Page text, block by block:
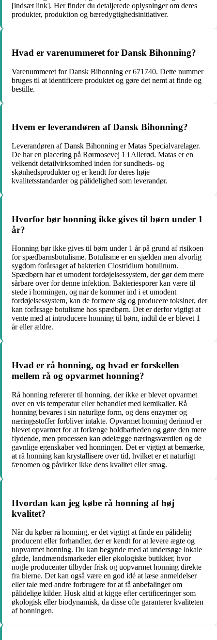
[indsæt link]. Her finder du detaljerede oplysninger om deres
produkter, produktion og bæredygtighedsinitiativer.
Hvad er varenummeret for Dansk Bihonning?
Varenummeret for Dansk Bihonning er 671740. Dette nummer
bruges til at identificere produktet og gøre det nemt at finde og
bestille.
Hvem er leverandøren af Dansk Bihonning?
Leverandøren af Dansk Bihonning er Matas Specialvarelager.
De har en placering på Rørmosevej 1 i Allerød. Matas er en
velkendt detailvirksomhed inden for sundheds- og
skønhedsprodukter og er kendt for deres høje
kvalitetsstandarder og pålidelighed som leverandør.
Hvorfor bør honning ikke gives til børn under 1
år?
Honning bør ikke gives til børn under 1 år på grund af risikoen
for spædbarnsbotulisme. Botulisme er en sjælden men alvorlig
sygdom forårsaget af bakterien Clostridium botulinum.
Spædbørn har et umodent fordøjelsessystem, der gør dem mere
sårbare over for denne infektion. Bakteriesporer kan være til
stede i honningen, og når de kommer ind i et umodent
fordøjelsessystem, kan de formere sig og producere toksiner, der
kan forårsage botulisme hos spædbørn. Det er derfor vigtigt at
vente med at introducere honning til børn, indtil de er blevet 1
år eller ældre.
Hvad er rå honning, og hvad er forskellen
mellem rå og opvarmet honning?
Rå honning refererer til honning, der ikke er blevet opvarmet
over en vis temperatur eller behandlet med kemikalier. Rå
honning bevares i sin naturlige form, og dens enzymer og
næringsstoffer forbliver intakte. Opvarmet honning derimod er
blevet opvarmet for at forlænge holdbarheden og gøre den mere
flydende, men processen kan ødelægge næringsværdien og de
gavnlige egenskaber ved honningen. Det er vigtigt at bemærke,
at rå honning kan krystallisere over tid, hvilket er et naturligt
fænomen og påvirker ikke dens kvalitet eller smag.
Hvordan kan jeg købe rå honning af høj
kvalitet?
Når du køber rå honning, er det vigtigt at finde en pålidelig
producent eller forhandler, der er kendt for at levere ægte og
uopvarmet honning. Du kan begynde med at undersøge lokale
gårde, landmændsmarkeder eller økologiske butikker, hvor
nogle producenter tilbyder frisk og uopvarmet honning direkte
fra bierne. Det kan også være en god idé at læse anmeldelser
eller tale med andre forbrugere for at få anbefalinger om
pålidelige kilder. Husk altid at kigge efter certificeringer som
økologisk eller biodynamisk, da disse ofte garanterer kvaliteten
af ​​honningen.